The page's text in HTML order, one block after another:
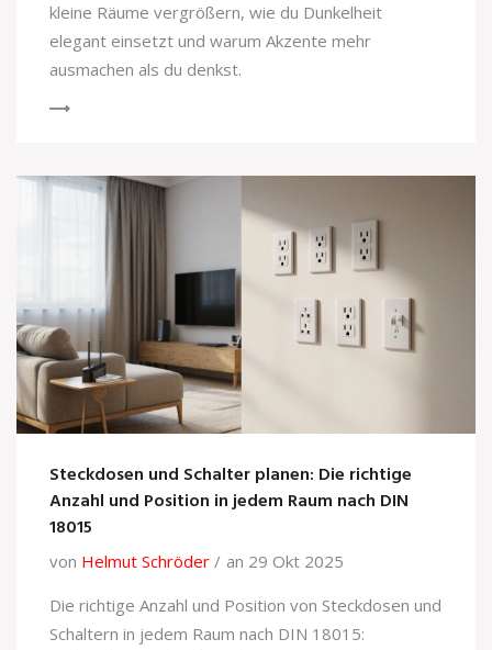
kleine Räume vergrößern, wie du Dunkelheit
elegant einsetzt und warum Akzente mehr
ausmachen als du denkst.
Steckdosen und Schalter planen: Die richtige
Anzahl und Position in jedem Raum nach DIN
18015
von Helmut Schröder
an 29 Okt 2025
Die richtige Anzahl und Position von Steckdosen und
Schaltern in jedem Raum nach DIN 18015: